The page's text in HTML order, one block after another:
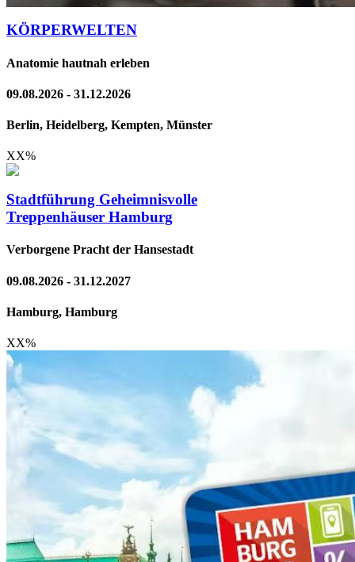
KÖRPERWELTEN
Anatomie hautnah erleben
09.08.2026 - 31.12.2026
Berlin, Heidelberg, Kempten, Münster
XX%
Stadtführung Geheimnisvolle
Treppenhäuser Hamburg
Verborgene Pracht der Hansestadt
09.08.2026 - 31.12.2027
Hamburg, Hamburg
XX%